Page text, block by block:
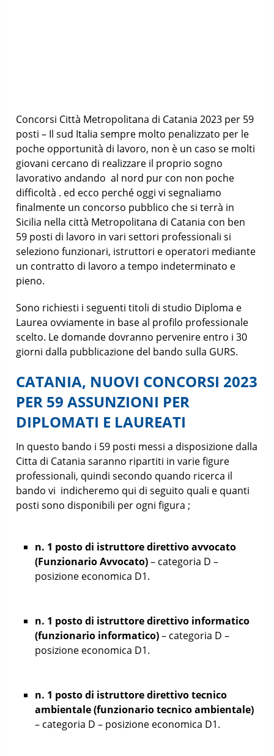
Concorsi Città Metropolitana di Catania 2023 per 59
posti – Il sud Italia sempre molto penalizzato per le
poche opportunità di lavoro, non è un caso se molti
giovani cercano di realizzare il proprio sogno
lavorativo andando al nord pur con non poche
difficoltà . ed ecco perché oggi vi segnaliamo
finalmente un concorso pubblico che si terrà in
Sicilia nella città Metropolitana di Catania con ben
59 posti di lavoro in vari settori professionali si
seleziono funzionari, istruttori e operatori mediante
un contratto di lavoro a tempo indeterminato e
pieno.
Sono richiesti i seguenti titoli di studio Diploma e
Laurea ovviamente in base al profilo professionale
scelto. Le domande dovranno pervenire entro i 30
giorni dalla pubblicazione del bando sulla GURS.
CATANIA, NUOVI CONCORSI 2023
PER 59 ASSUNZIONI PER
DIPLOMATI E LAUREATI
In questo bando i 59 posti messi a disposizione dalla
Citta di Catania saranno ripartiti in varie figure
professionali, quindi secondo quando ricerca il
bando vi indicheremo qui di seguito quali e quanti
posti sono disponibili per ogni figura ;
n. 1 posto di istruttore direttivo avvocato
(Funzionario Avvocato)– categoria D –
posizione economica D1.
n. 1 posto di istruttore direttivo informatico
(funzionario informatico)– categoria D –
posizione economica D1.
n. 1 posto di istruttore direttivo tecnico
ambientale (funzionario tecnico ambientale)
– categoria D – posizione economica D1.